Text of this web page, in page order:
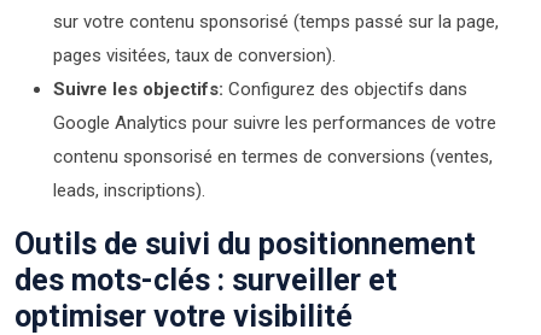
sur votre contenu sponsorisé (temps passé sur la page,
pages visitées, taux de conversion).
Suivre les objectifs: Configurez des objectifs dans
Google Analytics pour suivre les performances de votre
contenu sponsorisé en termes de conversions (ventes,
leads, inscriptions).
Outils de suivi du positionnement
des mots-clés : surveiller et
optimiser votre visibilité